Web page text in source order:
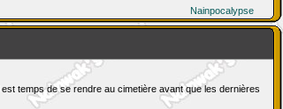
Nainpocalypse
temps de se rendre au cimetière avant que les dernières